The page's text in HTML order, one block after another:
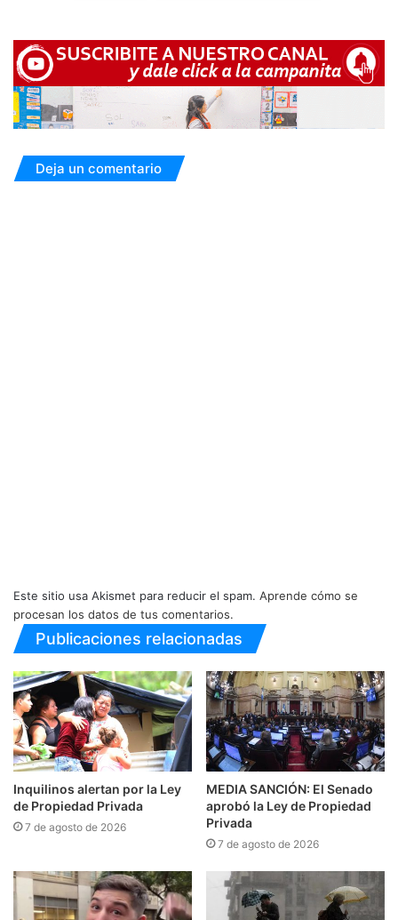
Deja un comentario
Este sitio usa Akismet para reducir el spam. Aprende cómo se
procesan los datos de tus comentarios.
Publicaciones relacionadas
Inquilinos alertan por la Ley
de Propiedad Privada
7 de agosto de 2026
MEDIA SANCIÓN: El Senado
aprobó la Ley de Propiedad
Privada
7 de agosto de 2026